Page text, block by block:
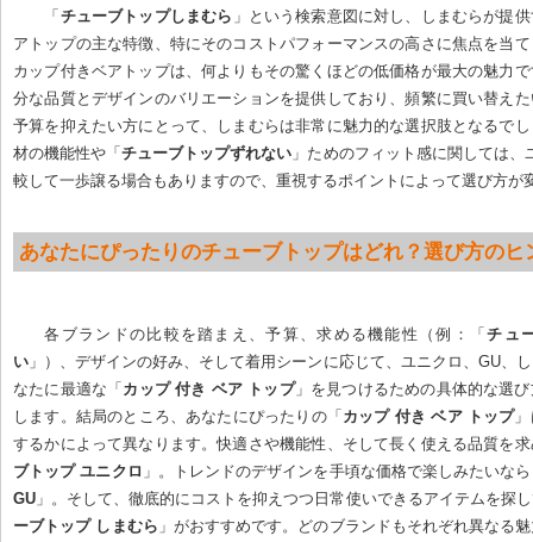
「 チューブトップしまむら 」という検索意図に対し、しまむらが提
アトップの主な特徴、特にそのコストパフォーマンスの高さに焦点を当
カップ付きベアトップは、何よりもその驚くほどの低価格が最大の魅力
分な品質とデザインのバリエーションを提供しており、頻繁に買い替え
予算を抑えたい方にとって、しまむらは非常に魅力的な選択肢となるで
材の機能性や「チューブトップずれない 」ためのフィット感に関しては、
較して一歩譲る場合もありますので、重視するポイントによって選び方が
あなたにぴったりのチューブトップはどれ？選び方のヒ
各ブランドの比較を踏まえ、予算、求める機能性（例：「チュ
い 」）、デザインの好み、そして着用シーンに応じて、ユニクロ、GU、
なたに最適な「 カップ 付き ベア トップ」を見つけるための具体的な選
します。結局のところ、あなたにぴったりの「 カップ 付き ベア トップ」
するかによって異なります。快適さや機能性、そして長く使える品質を
ブトップ ユニクロ 」。トレンドのデザインを手頃な価格で楽しみたいな
GU 」。そして、徹底的にコストを抑えつつ日常使いできるアイテムを探
ーブトップ しまむら 」がおすすめです。どのブランドもそれぞれ異なる